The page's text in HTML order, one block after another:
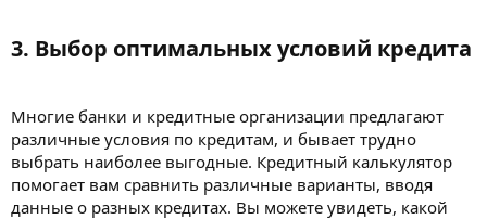
3. Выбор оптимальных условий кредита​
Многие банки и кредитные организации предлагают
различные условия по кредитам, и бывает трудно
выбрать наиболее выгодные. Кредитный калькулятор
помогает вам сравнить различные варианты, вводя
данные о разных кредитах. Вы можете увидеть, какой